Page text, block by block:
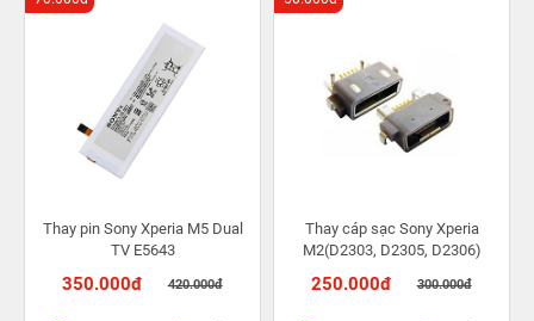
Thay pin Sony Xperia M5 Dual
TV E5643
350.000đ 420.000đ
Thay cáp sạc Sony Xperia
M2(D2303, D2305, D2306)
250.000đ 300.000đ